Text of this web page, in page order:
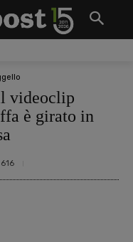
videoclip
è girato in
616